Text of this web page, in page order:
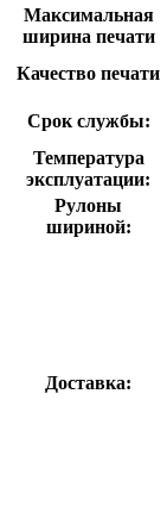
Максимальная
ширина печати
Качество печати
Срок службы:
Температура
эксплуатации:
Рулоны
шириной:
Доставка: